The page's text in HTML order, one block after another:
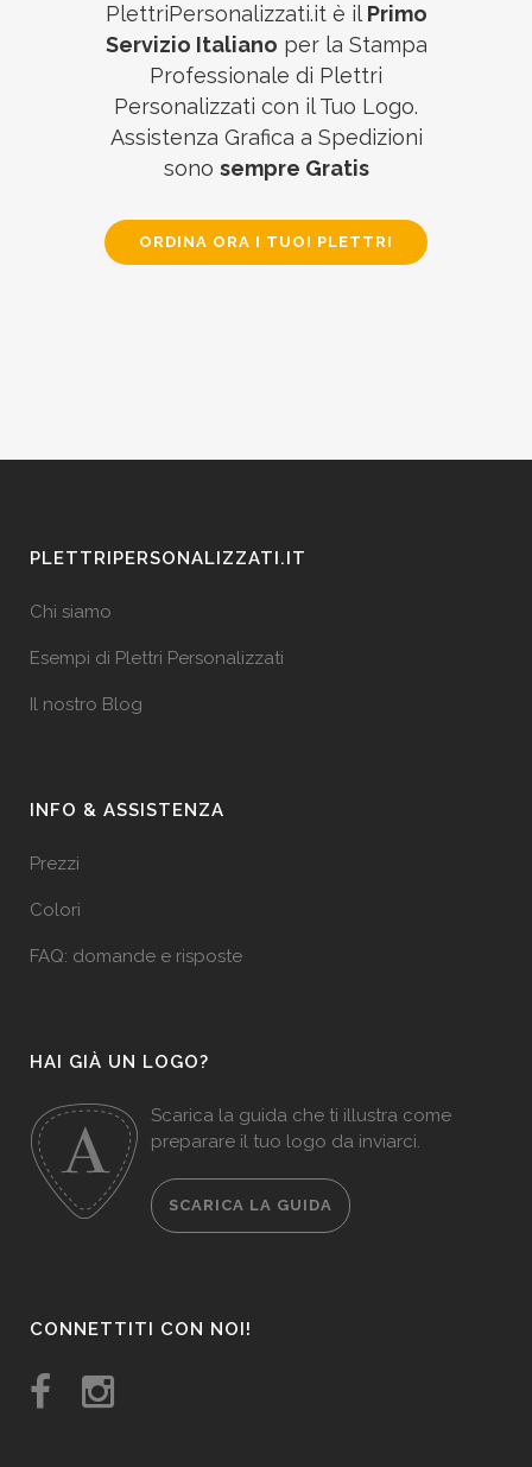
PlettriPersonalizzati.it è il Primo
Servizio Italiano per la Stampa
Professionale di Plettri
Personalizzati con il Tuo Logo.
Assistenza Grafica a Spedizioni
sono sempre Gratis
ORDINA ORA I TUOI PLETTRI
PLETTRIPERSONALIZZATI.IT
Chi siamo
Esempi di Plettri Personalizzati
Il nostro Blog
INFO & ASSISTENZA
Prezzi
Colori
FAQ: domande e risposte
HAI GIÀ UN LOGO?
Scarica la guida che ti illustra come
preparare il tuo logo da inviarci.
SCARICA LA GUIDA
CONNETTITI CON NOI!